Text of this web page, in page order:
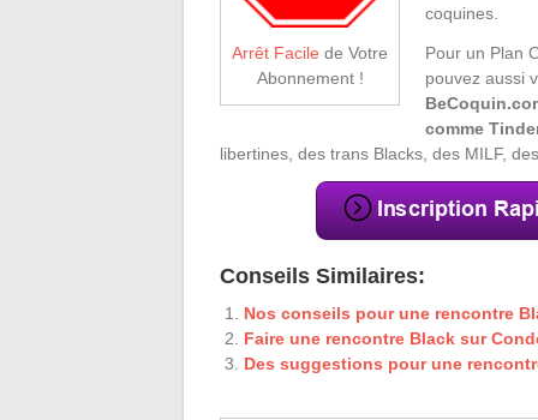
Arrêt Facile de Votre
Abonnement !
coquines.
Pour un Plan
pouvez aussi
comme
libertines, des trans Blacks, des MILF,
Conseils Similaires:
Nos conseils pour une rencontre
Faire une rencontre Black sur
Des suggestions pour une